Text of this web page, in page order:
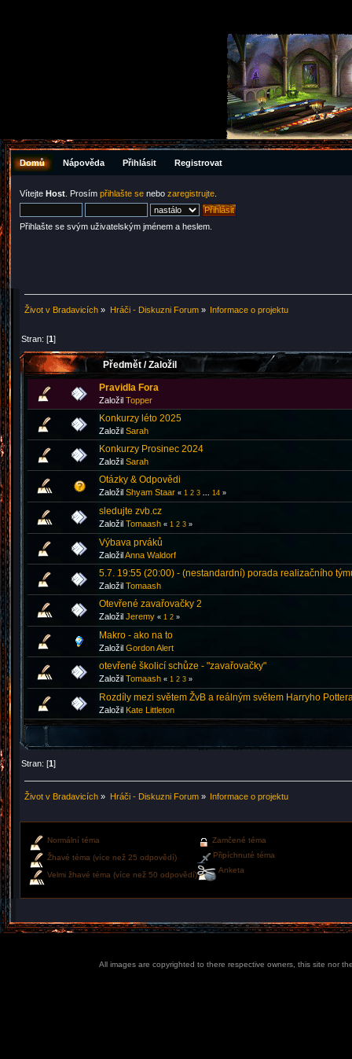
Domů Nápověda Přihlásit Registrovat
Vítejte Host . Prosím přihlašte se nebo zaregistrujte
Přihlašte se svým uživatelským jménem a heslem.
Život v Bradavicích » Hráči - Diskuzni Forum» Informace o projektu
Stran: [1]
Předmět /Založil
Pravidla Fora
Založil Topper
Konkurzy léto 2025
Založil Sarah
Konkurzy Prosinec 2024
Založil Sarah
Otázky & Odpovědi
Založil Shyam Staar « 1 2 3 14 »
sledujte zvb.cz
Založil Tomaash « 1 2 3 »
Výbava prváků
ZaložilAnna Waldorf
5.7. 19:55 (20:00) - (nestandardní) porada realizačního
Založil Tomaash
Otevřené zavařovačky 2
Založil Jeremy « 1 2 »
Makro - ako na to
Založil Gordon Alert
otevřené školicí schůze - "zavařovačky"
Založil Tomaash « 1 2 3 »
Rozdíly mezi světem ŽvB a reálným světem Harryho
Založil Kate Littleton
Stran: [1]
Život v Bradavicích » Hráči - Diskuzni Forum» Informace o projektu
Normální téma
Žhavé téma (více než 25 odpovědí)
Velmi žhavé téma (více než 50 odpovědí)
Zamčené téma
Připíchnuté téma
Anketa
All images are copyrighted to there respective owners, this site nor